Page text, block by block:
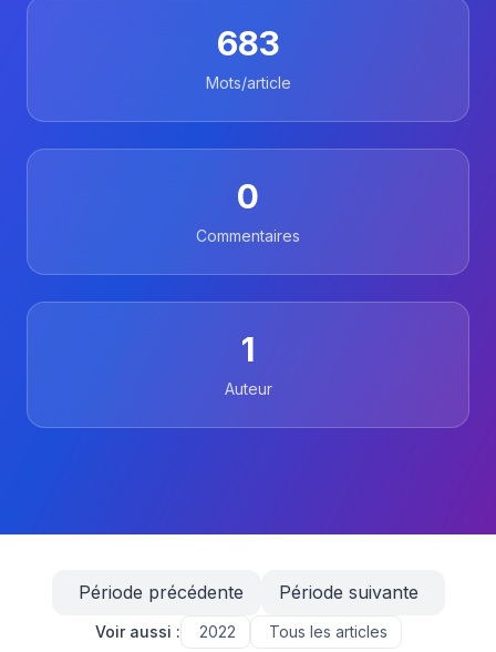
683
Mots/article
0
Commentaires
1
Auteur
Période précédente Période suivante
Voir aussi : 2022 Tous les articles